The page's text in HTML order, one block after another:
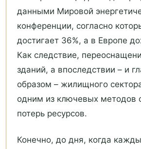
данными Мировой
конференции, согласно
достигает 36%, а в Европе
Как следствие,
зданий, а впоследствии – и
образом – жилищного
одним из ключевых методов
потерь ресурсов.
Конечно, до дня, когда